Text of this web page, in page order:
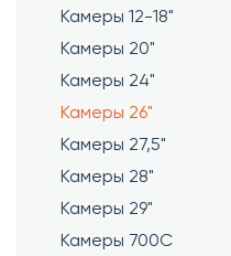
Камеры 12-18"
Камеры 20"
Камеры 24"
Камеры 26"
Камеры 27,5"
Камеры 28"
Камеры 29"
Камеры 700C